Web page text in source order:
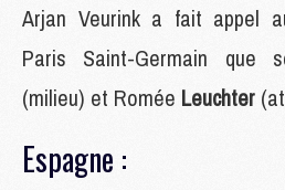
Arjan Veurink a fait appel
Paris Saint-Germain que
(milieu) et Romée Leuchter
Espagne :